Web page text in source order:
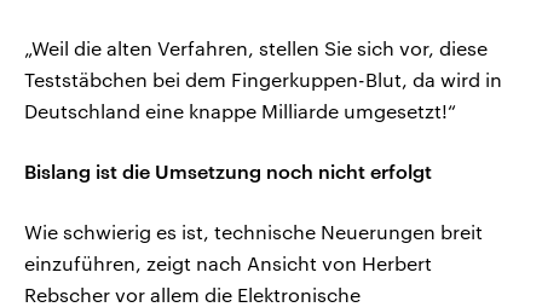
„Weil die alten Verfahren, stellen Sie sich vor, diese
Teststäbchen bei dem Fingerkuppen-Blut, da wird in
Deutschland eine knappe Milliarde umgesetzt!“
Bislang ist die Umsetzung noch nicht erfolgt
Wie schwierig es ist, technische Neuerungen breit
einzuführen, zeigt nach Ansicht von Herbert
Rebscher vor allem die Elektronische